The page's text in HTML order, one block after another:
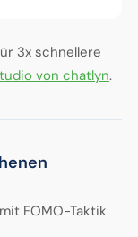
3x schnellere
von chatlyn.
FOMO-Taktik